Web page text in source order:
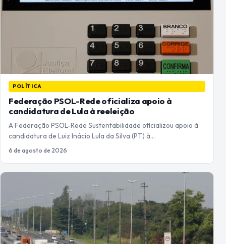
POLÍTICA
Federação PSOL-Rede oficializa apoio à
candidatura de Lula à reeleição
A Federação PSOL-Rede Sustentabilidade oficializou apoio à
candidatura de Luiz Inácio Lula da Silva (PT) à…
6 de agosto de 2026